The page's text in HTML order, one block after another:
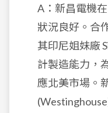
A：新昌電機
狀況良好。合
其印尼姐妹廠
計製造能力，
應北美市場。